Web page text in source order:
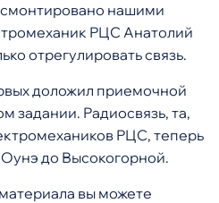
смонтировано нашими
РЦС Анатолий
отрегулировать связь.
доложил приемочной
задании. Радиосвязь, та,
РЦС, теперь
Оунэ до Высокогорной.
вы можете